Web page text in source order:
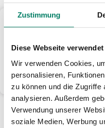
Zustimmung
Diese Webseite
Wir verwenden Cookies,
personalisieren,
zu können und die Zugriffe
analysieren. Außerdem
Verwendung unserer
soziale Medien, Werbung
Noch mehr
Fahrplanauskünfte für Eure
nach B. Noch mehr Infos
Serviceangeboten und
VRS-App.